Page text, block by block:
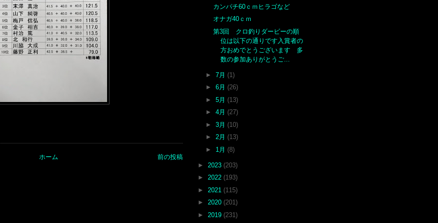
前の投稿
ホーム
カンパチ60ｃｍヒラゴなど
オナガ40ｃｍ
第3回 クロ釣りダービーの順
位は以下の通りです入賞者の
方おめでとうございます 多
数の参加ありがとうご...
► 7月 (1)
► 6月 (26)
► 5月 (13)
► 4月 (27)
► 3月 (10)
► 2月 (13)
► 1月 (8)
► 2023 (203)
► 2022 (193)
► 2021 (115)
► 2020 (201)
► 2019 (231)